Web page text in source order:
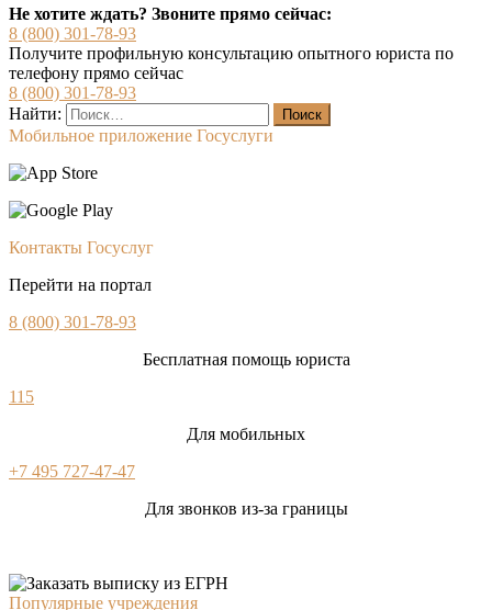
Не хотите ждать? Звоните прямо сейчас:
8 (800) 301-78-93
Получите профильную консультацию опытного юриста по
телефону прямо сейчас
8 (800) 301-78-93
Найти:
Мобильное приложение Госуслуги
Контакты Госуслуг
Перейти на портал
8 (800) 301-78-93
Бесплатная помощь юриста
115
Для мобильных
+7 495 727-47-47
Для звонков из-за границы
Популярные учреждения